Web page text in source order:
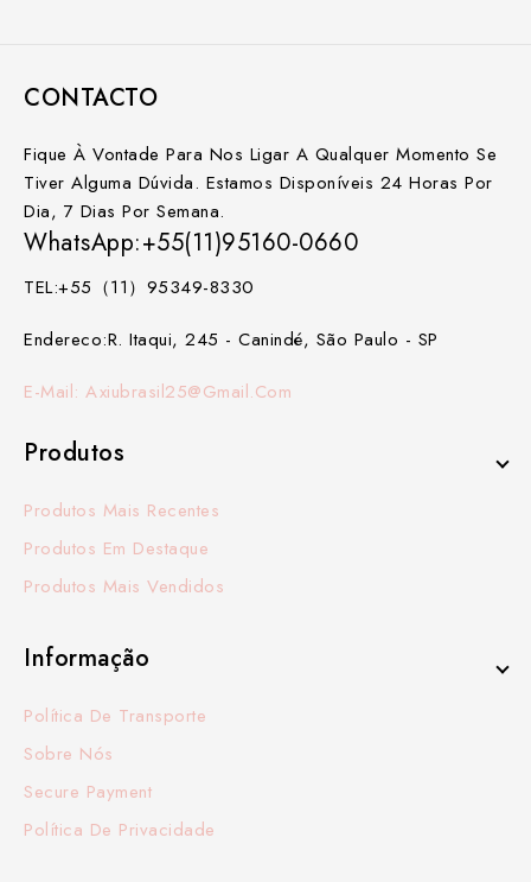
CONTACTO
Fique À Vontade Para Nos Ligar A Qualquer Momento Se
Tiver Alguma Dúvida. Estamos Disponíveis 24 Horas Por
Dia, 7 Dias Por Semana.
WhatsApp:+55(11)95160-0660
TEL:+55（11）95349-8330
Endereco:R. Itaqui, 245 - Canindé, São Paulo - SP
E-Mail: Axiubrasil25@gmail.com
Produtos
Produtos Mais Recentes
Produtos Em Destaque
Produtos Mais Vendidos
Informação
Política De Transporte
Sobre Nós
Secure Payment
Política De Privacidade